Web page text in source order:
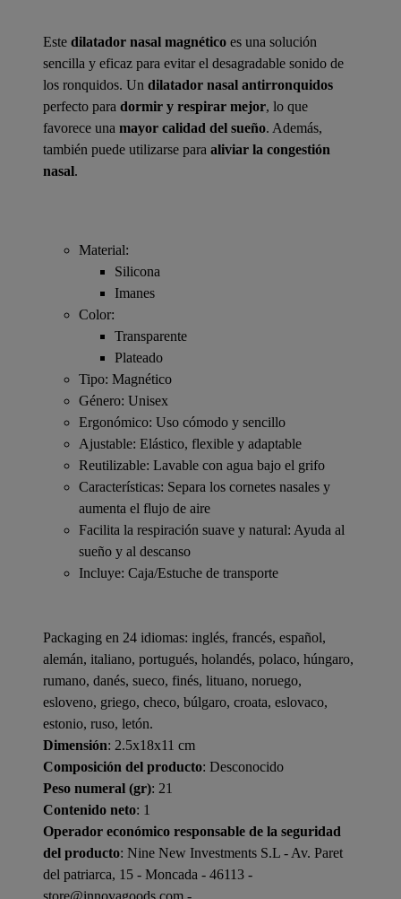
Este dilatador nasal magnético es una solución
sencilla y eficaz para evitar el desagradable sonido de
los ronquidos. Un dilatador nasal antirronquidos
perfecto para dormir y respirar mejor, lo que
favorece una mayor calidad del sueño. Además,
también puede utilizarse para aliviar la congestión
nasal.
Material:
Silicona
Imanes
Color:
Transparente
Plateado
Tipo: Magnético
Género: Unisex
Ergonómico: Uso cómodo y sencillo
Ajustable: Elástico, flexible y adaptable
Reutilizable: Lavable con agua bajo el grifo
Características: Separa los cornetes nasales y
aumenta el flujo de aire
Facilita la respiración suave y natural: Ayuda al
sueño y al descanso
Incluye: Caja/Estuche de transporte
Packaging en 24 idiomas: inglés, francés, español,
alemán, italiano, portugués, holandés, polaco, húngaro,
rumano, danés, sueco, finés, lituano, noruego,
esloveno, griego, checo, búlgaro, croata, eslovaco,
estonio, ruso, letón.
Dimensión: 2.5x18x11 cm
Composición del producto: Desconocido
Peso numeral (gr): 21
Contenido neto: 1
Operador económico responsable de la seguridad
del producto: Nine New Investments S.L - Av. Paret
del patriarca, 15 - Moncada - 46113 -
store@innovagoods.com -